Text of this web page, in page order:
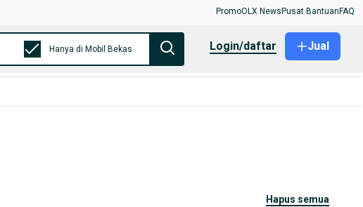
PromoOLX News Pusat Bantuan FAQ
Hanya di Mobil Bekas login/daftar Jual
hapus semua